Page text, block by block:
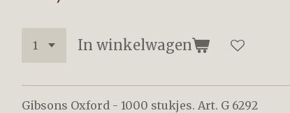
In winkelwagen
Gibsons Oxford - 1000 stukjes. Art. G 6292